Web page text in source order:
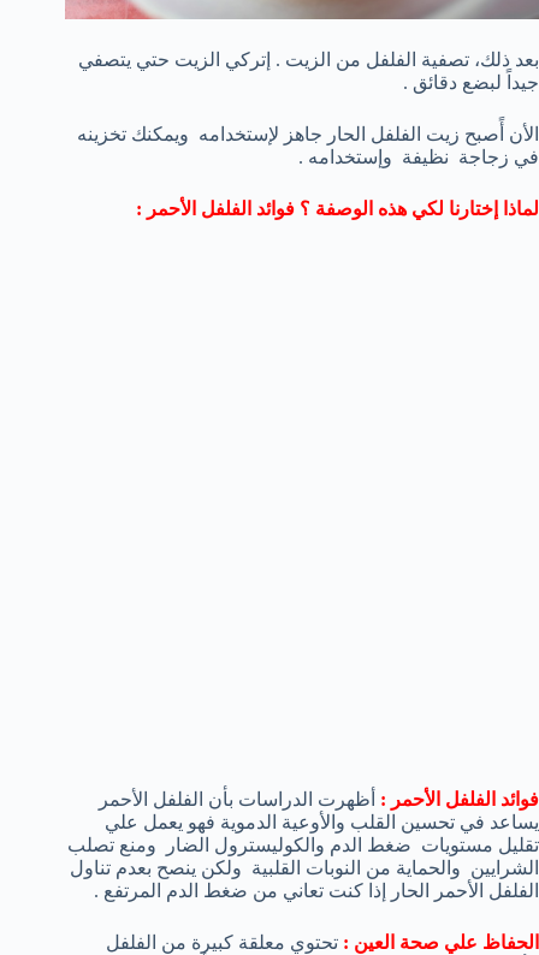
بعد ذلك، تصفية الفلفل من الزيت . إتركي الزيت حتي يتصفي
جيداً لبضع دقائق .
الأن أًصبح زيت الفلفل الحار جاهز لإستخدامه ويمكنك تخزينه
في زجاجة نظيفة وإستخدامه .
لماذا إختارنا لكي هذه الوصفة ؟ فوائد الفلفل الأحمر :
فوائد الفلفل الأحمر : أظهرت الدراسات بأن الفلفل الأحمر
يساعد في تحسين القلب والأوعية الدموية فهو يعمل علي
تقليل مستويات ضغط الدم والكوليسترول الضار ومنع تصلب
الشرايين والحماية من النوبات القلبية ولكن ينصح بعدم تناول
الفلفل الأحمر الحار إذا كنت تعاني من ضغط الدم المرتفع .
الحفاظ علي صحة العين : تحتوي معلقة كبيرة من الفلفل